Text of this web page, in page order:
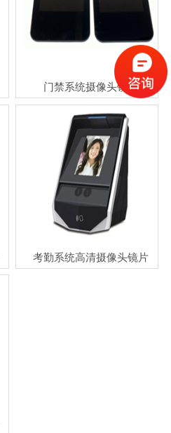
门禁系统摄像头镜片
考勤系统高清摄像头镜片